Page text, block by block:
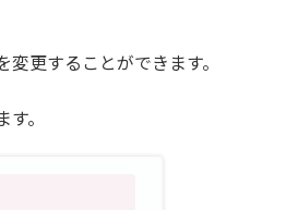
更することができます。
。